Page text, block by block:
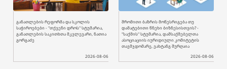
განათლების რეფორმა და სკოლის
საჭიროებები - "თქვენი დროს" სტუმარია,
განათლების საკითხთა მკვლევარი, ნათია
გორგაძე
2026-08-06
შრომითი ბაზრის მოწესრიგება თუ
დამატებითი წნეხი ბიზნესისთვის? -
"საქმის" სტუმარია, დამსაქმებელთა
ასოციაციის იურიდიული კომიტეტის
თავმჯდომარე, ვახტანგ შურღაია
2026-08-06